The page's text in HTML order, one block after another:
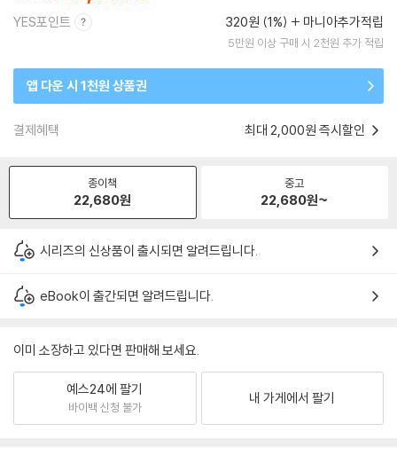
YES포인트 320원 (1%) 마니아추가적립
5만원 이상 구매 시 2천원 추가 적립
앱 다운 시 1천원 상품권
결제혜택 최대 2,000원 즉시할인
종이책
22,680원
중고
22,680원~
시리즈의 신상품이 출시되면 알려드립니다.
eBook이 출간되면 알려드립니다.
이미 소장하고 있다면 판매해 보세요.
예스24에 팔기
바이백 신청 불가
내 가게에서 팔기